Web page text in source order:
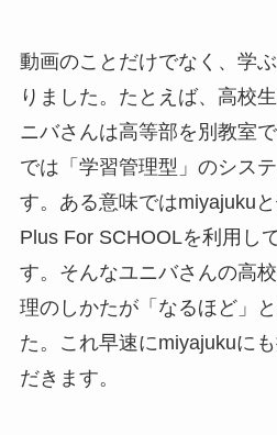
動画のことだけでなく、学
りました。たとえば、高校
ニバさんは高等部を別教室
では「学習管理型」のシス
す。ある意味ではmiyajuku
Plus For SCHOOLを利用し
す。そんなユニバさんの高
理のしかたが「なるほど」
た。これ早速にmiyajukuに
だきます。